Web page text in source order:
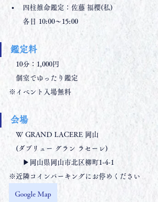
四柱推命鑑定：佐藤 福櫻(私)
各日 10:00〜15:00
鑑定料
10分：1,000円
個室でゆったり鑑定
※イベント入場無料
会場
W GRAND LACERE 岡山
(ダブリュー グラン ラセーレ)
▶︎岡山県岡山市北区柳町1-4-1
※近隣コインパーキングにお停めください
Google Map